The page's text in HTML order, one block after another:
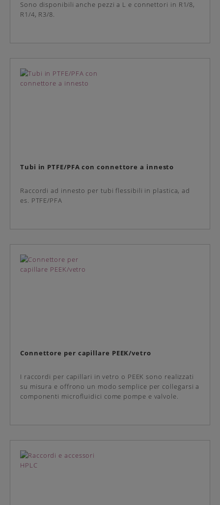
Sono disponibili anche pezzi a L e connettori in R1/8,
R1/4, R3/8.
Tubi in PTFE/PFA con connettore a innesto
Raccordi ad innesto per tubi flessibili in plastica, ad
es. PTFE/PFA
Connettore per capillare PEEK/vetro
I raccordi per capillari in vetro o PEEK sono realizzati
su misura e offrono un modo semplice per collegarsi a
componenti microfluidici come pompe e valvole.